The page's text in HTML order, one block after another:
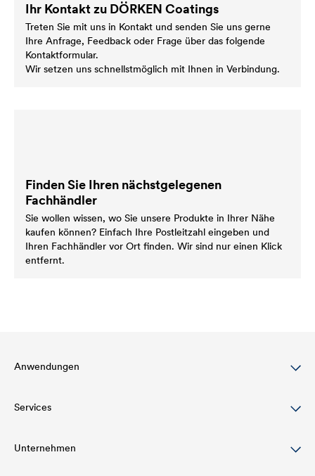
Ihr Kontakt zu DÖRKEN Coatings
Treten Sie mit uns in Kontakt und senden Sie uns gerne
Ihre Anfrage, Feedback oder Frage über das folgende
Kontaktformular.
Wir setzen uns schnellstmöglich mit Ihnen in Verbindung.
Finden Sie Ihren nächstgelegenen
Fachhändler
Sie wollen wissen, wo Sie unsere Produkte in Ihrer Nähe
kaufen können? Einfach Ihre Postleitzahl eingeben und
Ihren Fachhändler vor Ort finden. Wir sind nur einen Klick
entfernt.
Anwendungen
Dachbeschichtung
Holzlasur
Services
Download
Unternehmen